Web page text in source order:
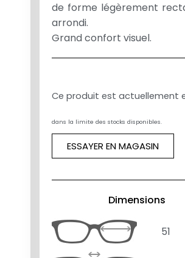
de forme légèrement
arrondi.
Grand confort visuel.
Ce produit est actuellement
dans la limite des stocks disponibles.
ESSAYER EN MAGASIN
Dimensions
51